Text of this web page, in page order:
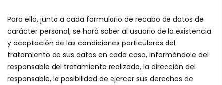
Para ello, junto a cada formulario de recabo de datos de
carácter personal, se hará saber al usuario de la existencia
y aceptación de las condiciones particulares del
tratamiento de sus datos en cada caso, informándole del
responsable del tratamiento realizado, la dirección del
responsable, la posibilidad de ejercer sus derechos de